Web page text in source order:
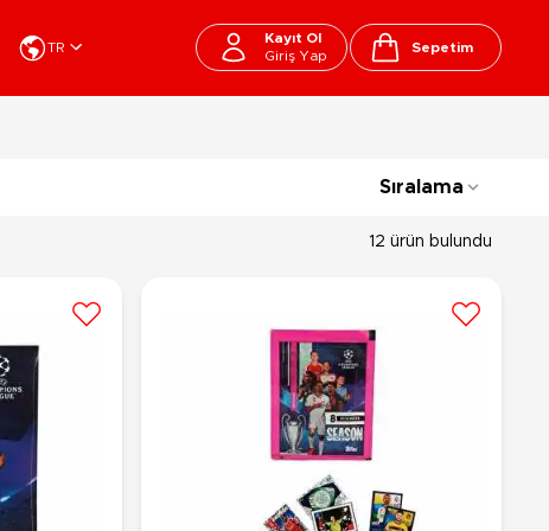
Kostüm
Parti Malzemeleri
Yılbaşı Ürünleri
Açık Hava - Spor - Deniz
Kitaplar
Peluşlar
Ty Peluşlar
Fonksiyonel Peluşlar
Lisanslı Peluşlar
13+ Yaş
TR
Kayıt Ol
Giriş Yap
Cart
Sepetim
Sıralama
12 ürün bulundu